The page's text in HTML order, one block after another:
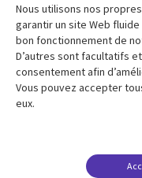
Centre des médias
Nous utilisons nos
garantir un site Web
bon fonctionnement de
D’autres sont facultatifs
consentement afin
Vous pouvez accepter
eux.